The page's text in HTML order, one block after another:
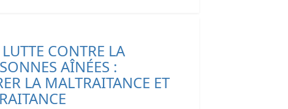
CONTRE LA
AÎNÉES :
LA MALTRAITANCE ET